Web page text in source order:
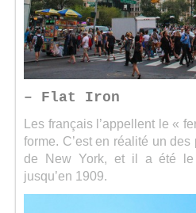
– Flat Iron
Les français l’appellent le «
forme. C’est en réalité un
de New York, et il a été le
jusqu’en 1909.